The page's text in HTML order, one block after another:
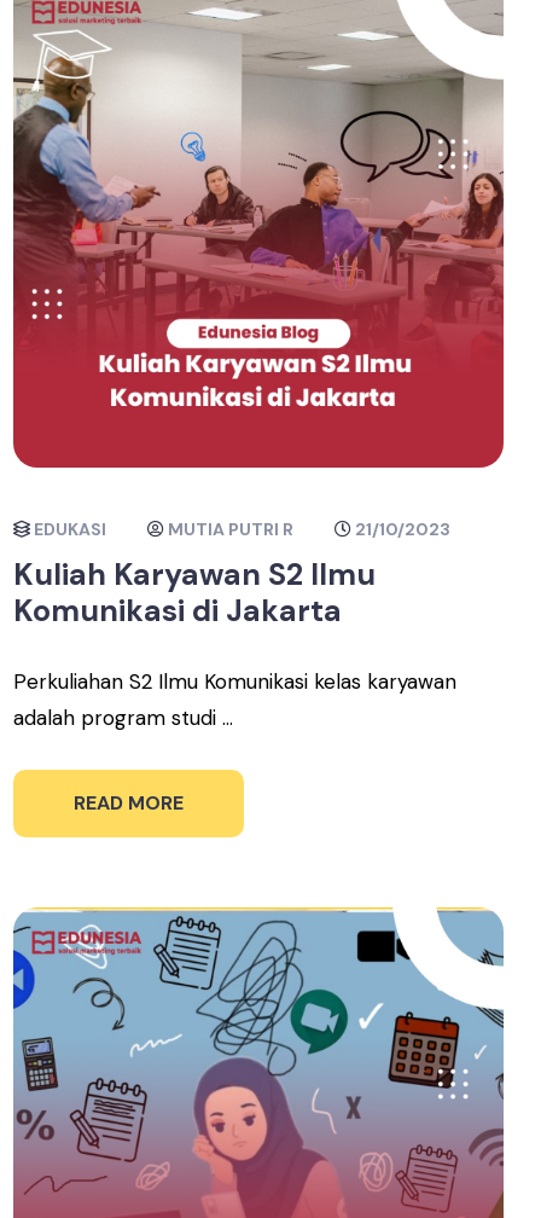
EDUKASI MUTIA PUTRI R 21/10/2023
Kuliah Karyawan S2 Ilmu
Komunikasi di Jakarta
Perkuliahan S2 Ilmu Komunikasi kelas karyawan
adalah program studi ...
READ MORE